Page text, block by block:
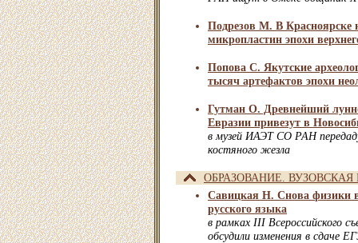
Подрезов М. В Красноярске
микропластин эпохи
Попова С. Якутские
тысяч артефактов эпохи
Гутман О. Древнейший
Евразии привезут в
в музей ИАЭТ СО РАН
костяного жезла
ОБРАЗОВАНИЕ. ВУЗОВСКАЯ
Савицкая Н. Снова физики
русского языка
в рамках III Всероссийского
обсудили изменения в сдаче